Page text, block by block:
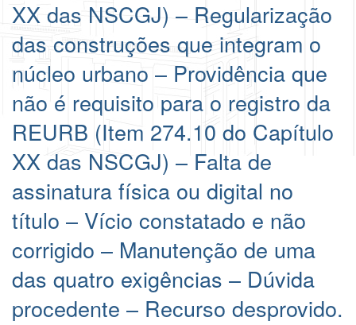
XX das NSCGJ) – Regularização
das construções que integram o
núcleo urbano – Providência que
não é requisito para o registro da
REURB (Item 274.10 do Capítulo
XX das NSCGJ) – Falta de
assinatura física ou digital no
título – Vício constatado e não
corrigido – Manutenção de uma
das quatro exigências – Dúvida
procedente – Recurso desprovido.